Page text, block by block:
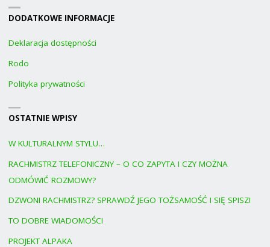
DODATKOWE INFORMACJE
Deklaracja dostępności
Rodo
Polityka prywatności
OSTATNIE WPISY
W KULTURALNYM STYLU…
RACHMISTRZ TELEFONICZNY – O CO ZAPYTA I CZY MOŻNA
ODMÓWIĆ ROZMOWY?
DZWONI RACHMISTRZ? SPRAWDŹ JEGO TOŻSAMOŚĆ I SIĘ SPISZ!
TO DOBRE WIADOMOŚCI
PROJEKT ALPAKA